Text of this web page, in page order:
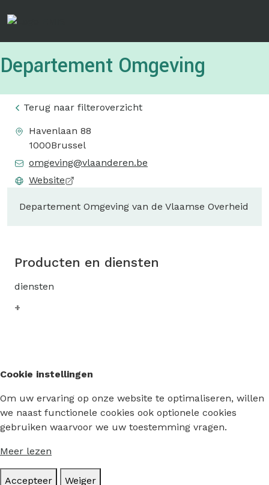
inhoud
Departement Omgeving
Terug naar filteroverzicht
Havenlaan 88
1000Brussel
omgeving@vlaanderen.be
Website
Departement Omgeving van de Vlaamse Overheid
Producten en diensten
diensten
Cookie instellingen
Om uw ervaring op onze website te optimaliseren, willen
we naast functionele cookies ook optionele cookies
gebruiken waarvoor we uw toestemming vragen.
Meer lezen
Accepteer Weiger